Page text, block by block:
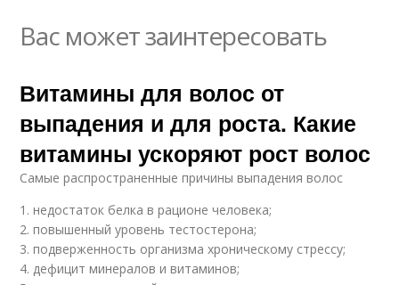
Вас может заинтересовать
Витамины для волос от
выпадения и для роста. Какие
витамины ускоряют рост волос
Самые распространенные причины выпадения волос
1. недостаток белка в рационе человека;
2. повышенный уровень тестостерона;
3. подверженность организма хроническому стрессу;
4. дефицит минералов и витаминов;